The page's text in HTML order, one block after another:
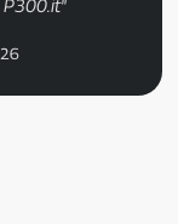
P300.it"